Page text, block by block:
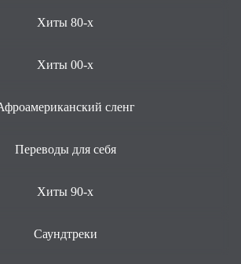
Хиты 80-х
Хиты 00-х
сленг
Переводы для себя
Хиты 90-х
Саундтреки